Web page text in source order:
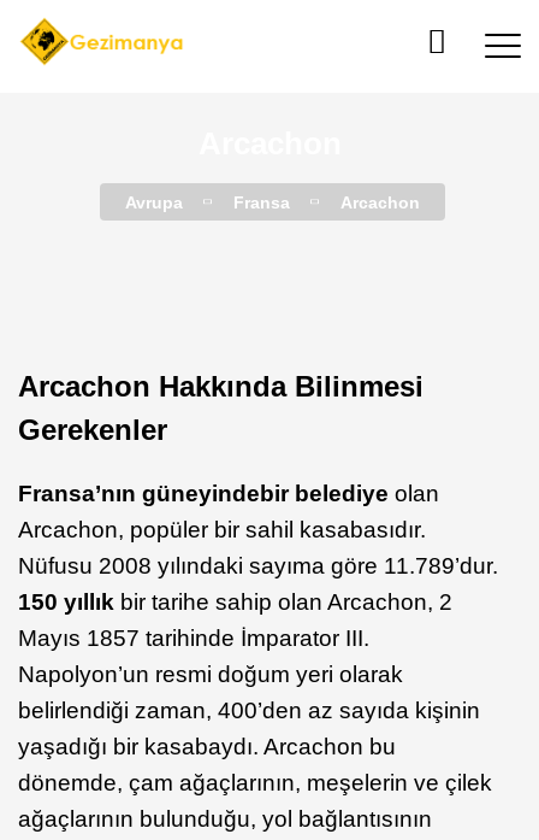
Avrupa Fransa Arcachon
Arcachon Hakkında Bilinmesi
Gerekenler
Fransa’nın güneyindebir belediye olan
Arcachon, popüler bir sahil kasabasıdır.
Nüfusu 2008 yılındaki sayıma göre 11.789’dur.
150 yıllık bir tarihe sahip olan Arcachon, 2
Mayıs 1857 tarihinde İmparator III.
Napolyon’un resmi doğum yeri olarak
belirlendiği zaman, 400’den az sayıda kişinin
yaşadığı bir kasabaydı. Arcachon bu
dönemde, çam ağaçlarının, meşelerin ve çilek
ağaçlarının bulunduğu, yol bağlantısının